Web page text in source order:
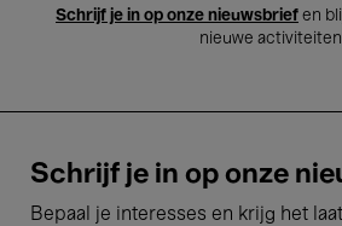
Schrijf je in op onze nieuwsbrief en
nieuwe activiteiten
Schrijf je in op onze
Bepaal je interesses en krijg het